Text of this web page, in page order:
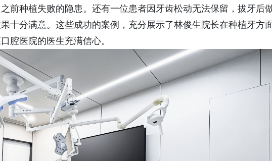
前种植失败的隐患。还有一位患者因牙齿松动无法保留，拔牙后
十分满意。这些成功的案例，充分展示了林俊生院长在种植牙方
腔医院的医生充满信心。